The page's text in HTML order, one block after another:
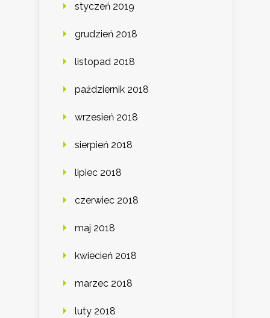
styczeń 2019
grudzień 2018
listopad 2018
październik 2018
wrzesień 2018
sierpień 2018
lipiec 2018
czerwiec 2018
maj 2018
kwiecień 2018
marzec 2018
luty 2018